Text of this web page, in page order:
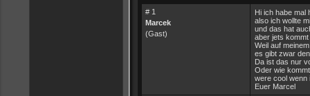
# 1
Marcek
(Gast)
Hi ich habe mal
also ich wollte
und das hat
aber jets
Weil auf
es gibt zwar
Da ist das nur
Oder wie
were cool wenn
Euer Marcel